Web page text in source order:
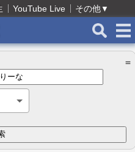
YouTube Live その他▼
＝